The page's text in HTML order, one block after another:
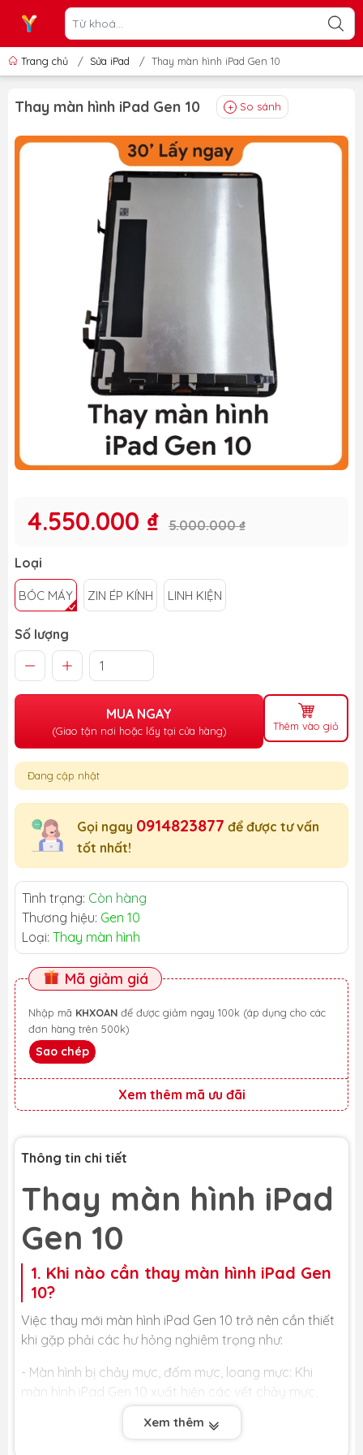
Trang chủ / Sửa iPad / Thay màn hình iPad Gen 10
Thay màn hình iPad Gen 10 So sánh
4.550.000 ₫ 5.000.000 ₫
Loại
BÓC MÁY ZIN ÉP KÍNH LINH KIỆN
Số lượng
MUA NGAY
(Giao tận nơi hoặc lấy tại cửa hàng) Thêm vào giỏ
Đang cập nhật
Gọi ngay 0914823877 để được tư vấn
tốt nhất!
Tình trạng: Còn hàng
Thương hiệu: Gen 10
Loại: Thay màn hình
Mã giảm giá
Nhập mã KHXOAN
đơn hàng trên 500k)
Sao chép
Xem thêm mã ưu đãi
Thông tin chi tiết
Thay màn hình iPad
Gen 10
1. Khi nào cần thay màn hình iPad Gen
10?
Việc thay mới màn hình iPad Gen 10 trở nên cần thiết
khi gặp phải các hư hỏng nghiêm trọng như:
- Màn hình bị chảy mực, đốm mực, loang mực: Khi
màn hình iPad Gen 10 xuất hiện các vết chảy mực,
đốm mực hay loang mực, đó là dấu hiệu cho thấy
các tinh thể lỏng bên trong tấm nền màn hình đã bị
Xem thêm